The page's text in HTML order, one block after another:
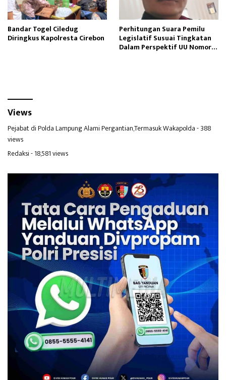
Bandar Togel Ciledug
Diringkus Kapolresta Cirebon
Perhitungan Suara Pemilu
Legislatif Susuai Tingkatan
Dalam Perspektif UU Nomor 7
Views
Pejabat di Polda Lampung Alami Pergantian,Termasuk Wakapolda- 388
views
Redaksi- 18,581 views